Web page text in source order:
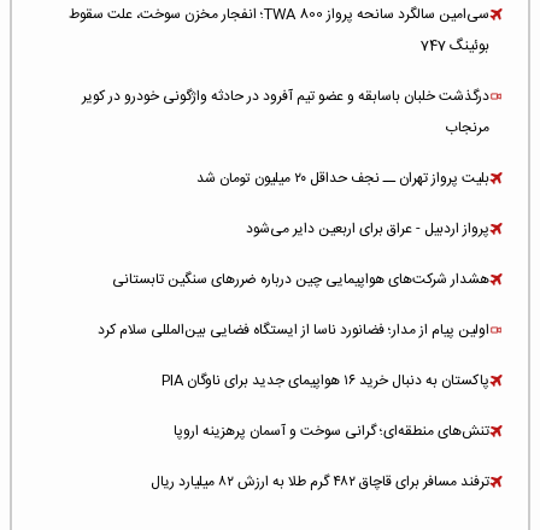
سی‌امین سالگرد سانحه پرواز TWA 800؛ انفجار مخزن سوخت، علت سقوط
بوئینگ 747
درگذشت خلبان باسابقه و عضو تیم آفرود در حادثه واژگونی خودرو در کویر
مرنجاب
بلیت پرواز تهران ــ نجف حداقل ۲۰ میلیون تومان شد
پرواز اردبیل - عراق برای اربعین دایر می‌شود
هشدار شرکت‌های هواپیمایی چین درباره ضررهای سنگین تابستانی
اولین پیام از مدار؛ فضانورد ناسا از ایستگاه فضایی بین‌المللی سلام کرد
پاکستان به دنبال خرید ۱۶ هواپیمای جدید برای ناوگان PIA
تنش‌های منطقه‌ای؛ گرانی سوخت و آسمان پرهزینه اروپا
ترفند مسافر برای قاچاق ۴۸۲ گرم طلا به ارزش ۸۲ میلیارد ریال